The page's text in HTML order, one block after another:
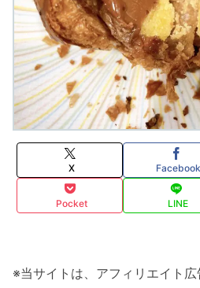
X Facebook
Pocket LINE
※当サイトは、アフィリエイト